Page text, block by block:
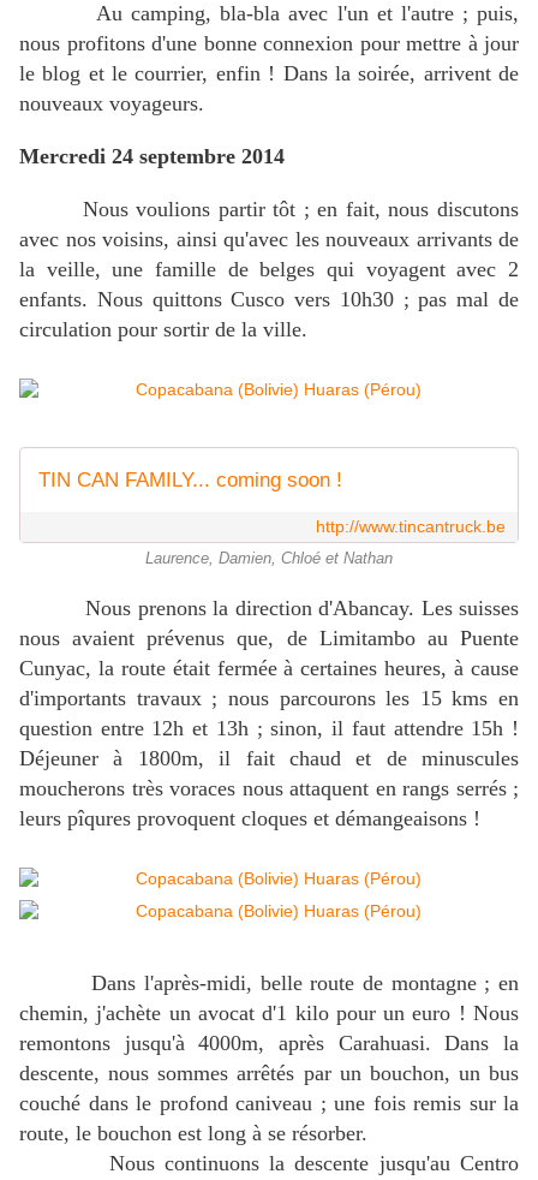
Au camping, bla-bla avec l'un et l'autre ; puis,
nous profitons d'une bonne connexion pour mettre à jour
le blog et le courrier, enfin ! Dans la soirée, arrivent de
nouveaux voyageurs.
Mercredi 24 septembre 2014
Nous voulions partir tôt ; en fait, nous discutons
avec nos voisins, ainsi qu'avec les nouveaux arrivants de
la veille, une famille de belges qui voyagent avec 2
enfants. Nous quittons Cusco vers 10h30 ; pas mal de
circulation pour sortir de la ville.
TIN CAN FAMILY... coming soon !
http://www.tincantruck.be
Laurence, Damien, Chloé et Nathan
Nous prenons la direction d'Abancay. Les suisses
nous avaient prévenus que, de Limitambo au Puente
Cunyac, la route était fermée à certaines heures, à cause
d'importants travaux ; nous parcourons les 15 kms en
question entre 12h et 13h ; sinon, il faut attendre 15h !
Déjeuner à 1800m, il fait chaud et de minuscules
moucherons très voraces nous attaquent en rangs serrés ;
leurs pîqures provoquent cloques et démangeaisons !
Dans l'après-midi, belle route de montagne ; en
chemin, j'achète un avocat d'1 kilo pour un euro ! Nous
remontons jusqu'à 4000m, après Carahuasi. Dans la
descente, nous sommes arrêtés par un bouchon, un bus
couché dans le profond caniveau ; une fois remis sur la
route, le bouchon est long à se résorber.
Nous continuons la descente jusqu'au Centro